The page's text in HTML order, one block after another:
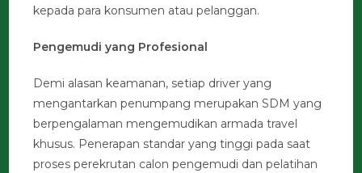
kepada para konsumen atau pelanggan.
Pengemudi yang Profesional
Demi alasan keamanan, setiap driver yang
mengantarkan penumpang merupakan SDM yang
berpengalaman mengemudikan armada travel
khusus. Penerapan standar yang tinggi pada saat
proses perekrutan calon pengemudi dan pelatihan